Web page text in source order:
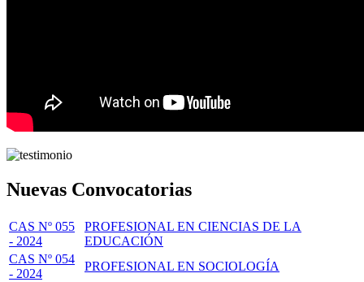
Nuevas Convocatorias
CAS Nº 055
- 2024
PROFESIONAL EN CIENCIAS DE LA
EDUCACIÓN
CAS Nº 054
- 2024
PROFESIONAL EN SOCIOLOGÍA